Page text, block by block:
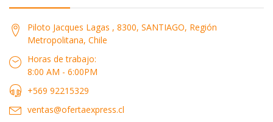
Piloto Jacques Lagas , 8300, SANTIAGO, Región
Metropolitana, Chile
Horas de trabajo:
8:00 AM - 6:00PM
+569 92215329
ventas@ofertaexpress.cl